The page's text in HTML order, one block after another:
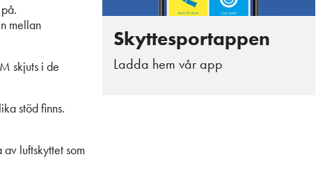
mellan
skjuts i de
stöd finns.
luftskyttet som
Skyttesportappen
Ladda hem vår app